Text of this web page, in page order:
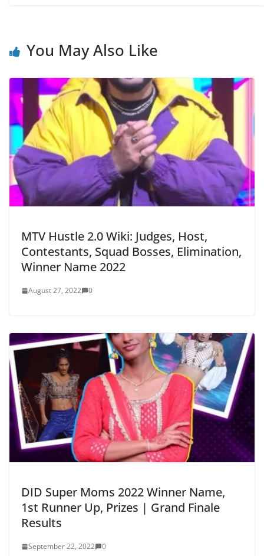
You May Also Like
MTV Hustle 2.0 Wiki: Judges, Host,
Contestants, Squad Bosses, Elimination,
Winner Name 2022
August 27, 2022 0
DID Super Moms 2022 Winner Name,
1st Runner Up, Prizes | Grand Finale
Results
September 22, 2022 0